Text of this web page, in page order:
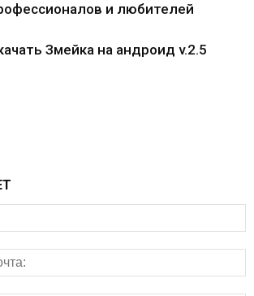
и любителей
Змейка на андроид v.2.5